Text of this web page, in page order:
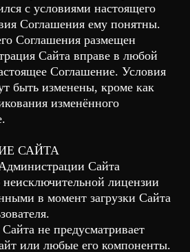
с условиями настоящего
Соглашения ему понятны.
Соглашения размещен
Сайта вправе в любой
Соглашение. Условия
быть изменены, кроме как
изменённого
САЙТА
Сайта
лицензии
в момент загрузки Сайта
не предусматривает
или любые его компоненты.